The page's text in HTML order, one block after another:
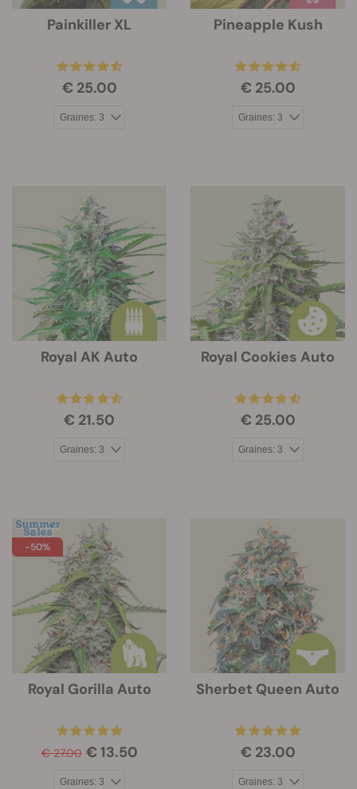
Painkiller XL
€ 25.00
Pineapple Kush
€ 25.00
Royal AK Auto
€ 21.50
Royal Cookies Auto
€ 25.00
-50%
Royal Gorilla Auto
€ 27.00 € 13.50
Sherbet Queen Auto
€ 23.00